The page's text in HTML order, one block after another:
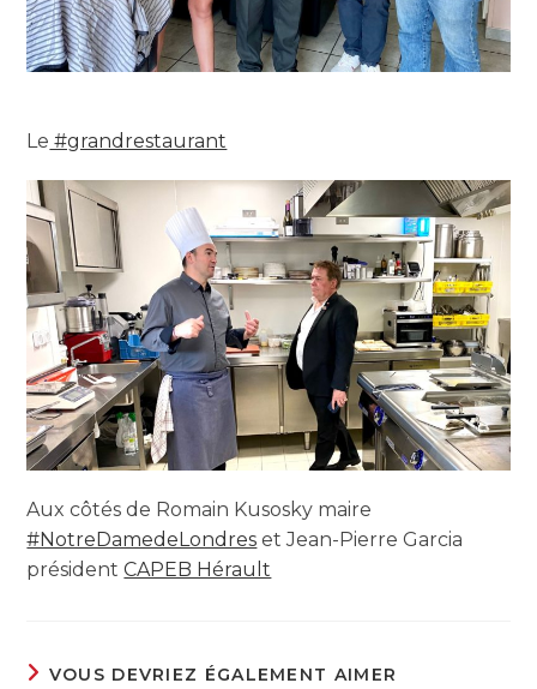
Le #grandrestaurant
Aux côtés de Romain Kusosky maire
#NotreDamedeLondres et Jean-Pierre Garcia
présidentCAPEB Hérault
VOUS DEVRIEZ ÉGALEMENT AIMER